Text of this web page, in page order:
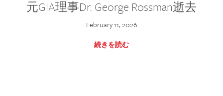
元GIA理事Dr. George Rossman逝去
February 11, 2026
続きを読む